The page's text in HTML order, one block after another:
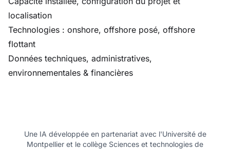
localisation
Technologies : onshore, offshore posé, offshore
flottant
Données techniques, administratives,
environnementales & financières
Une IA développée en partenariat avec l'Université de
Montpellier et le collège Sciences et technologies de